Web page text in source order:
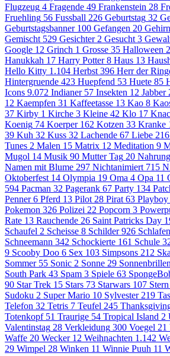
Flugzeug 4 Fragende 49 Frankenstein 28
Fruehling 56 Fussball 226 Geburtstag 32
Geburtstagsbanner 100 Gefangen 20
Gemischt 529 Gesichter 2 Gesucht 3
Google 12 Grinch 1 Grosse 35 Halloween
Hanukkah 17 Harry Potter 8 Haus 13
Hello Kitty 1.104 Herbst 396 Herr der
Hintergruende 423 Huepfend 53 Huete 85
Icons 9.072 Indianer 57 Insekten 12 Jabber
12 Kaempfen 31 Kaffeetasse 13 Kao 8
37 Kirby 1 Kirche 3 Kleine 42 Klo 17
Koenig 74 Koerper 162 Kotzen 33 Kranke
39 Kuh 32 Kuss 32 Lachende 67 Liebe 216
Tunes 2 Malen 15 Matrix 12 Meditation 9
Mugol 14 Musik 90 Mutter Tag 20 Nahrung
Namen mit Blume 297 Nichtanimiert 715
Oktoberfest 14 Olympia 19 Oma 4 Opa 11
594 Pacman 32 Pagerank 67 Party 134
Penner 6 Pferd 13 Pilot 28 Pirat 63 Playboy
Pokemon 326 Polizei 22 Popcorn 3
Rate 13 Rauchende 26 Saint Patricks Day
Schaufel 2 Scheisse 8 Schilder 926
Schneemann 342 Schockierte 161 Schule
9 Scooby Doo 6 Sex 103 Simpsons 212
Sommer 55 Sonic 2 Sonne 29 Sonnenbrillen
South Park 43 Spam 3 Spiele 63
90 Star Trek 15 Stars 73 Starwars 107 Stern
Sudoku 2 Super Mario 10 Sylvester 219
Telefon 32 Tetris 7 Teufel 245
Totenkopf 51 Traurige 54 Tropical Island 2
Valentinstag 28 Verkleidung 300 Voegel 21
Waffe 20 Wecker 12 Weihnachten 1.142
29 Wimpel 28 Winken 11 Winnie Puuh 11